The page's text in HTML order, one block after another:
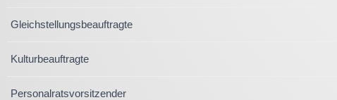
Gleichstellungsbeauftragte
Kulturbeauftragte
Personalratsvorsitzender